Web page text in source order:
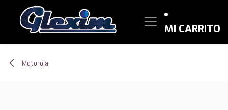
Ir al contenido
MI CARRITO
Motorola